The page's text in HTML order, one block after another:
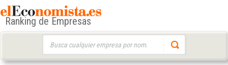
Ranking de Empresas